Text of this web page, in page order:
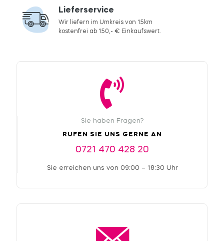
Lieferservice
Wir liefern im Umkreis von 15km
kostenfrei ab 150,- € Einkaufswert.
Sie haben Fragen?
RUFEN SIE UNS GERNE AN
0721 470 428 20
Sie erreichen uns von 09:00 – 18:30 Uhr